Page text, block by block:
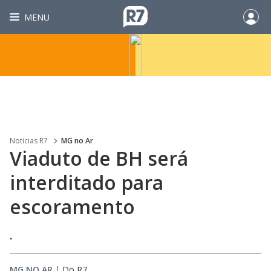
MENU
Noticias R7 MG no Ar
Viaduto de BH será
interditado para
escoramento
.